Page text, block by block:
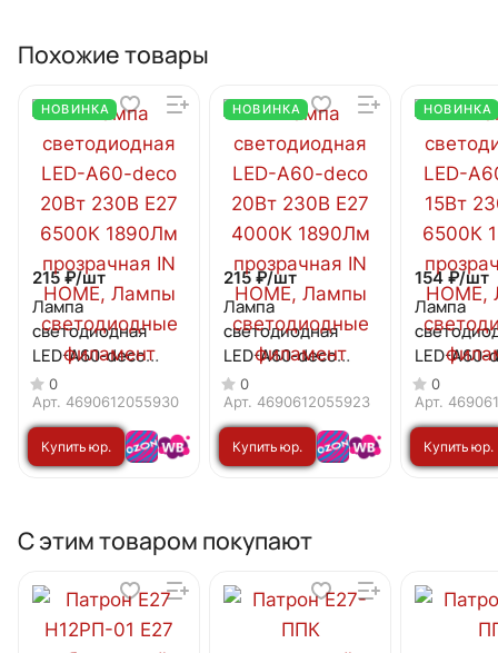
Похожие товары
НОВИНКА
215 ₽/шт
Лампа
светодиодная
LED-A60-deco
20Вт 230В Е27
6500К 1890Лм
прозрачная IN
HOME
0
Арт. 4690612055930
Купить юр.
НОВИНКА
215 ₽/шт
Лампа
светодиодная
LED-A60-deco
20Вт 230В Е27
4000К 1890Лм
прозрачная IN
HOME
0
Арт. 4690612055923
Купить юр.
НОВИНКА
154 ₽/шт
Лампа
LED-A60-
230В Е27
1480Лм
HOME
0
Арт.
Купить юр.
С этим товаром покупают